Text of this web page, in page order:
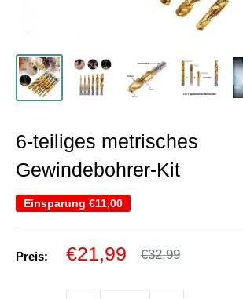
6-teiliges metrisches
Gewindebohrer-Kit
Einsparung €11,00
Preis: Sonderpreis
€21,99 Normalpreis
€32,99